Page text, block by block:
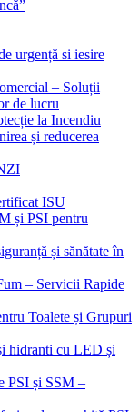
urgență si iesire
– Soluții
de lucru
la Incendiu
și reducerea
ISU
și PSI pentru
și sănătate în
– Servicii Rapide
Toalete și Grupuri
hidranti cu LED și
PSI și SSM –